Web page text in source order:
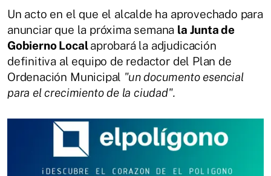
Un acto en el que el alcalde ha aprovechado para
anunciar que la próxima semana la Junta de
Gobierno Localaprobará la adjudicación
definitiva al equipo de redactor del Plan de
Ordenación Municipal "un documento esencial
para el crecimiento de la ciudad".